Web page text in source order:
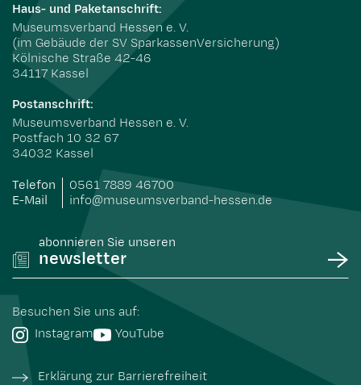
Haus- und Paketanschrift:
Museumsverband Hessen e. V.
(im Gebäude der SV SparkassenVersicherung)
Kölnische Straße 42-46
34117 Kassel
Postanschrift:
Museumsverband Hessen e. V.
Postfach 10 32 67
34032 Kassel
Telefon
0561 7889 46700
E-Mail
info@museumsverband-hessen.de
abonnieren Sie unseren
newsletter
Besuchen Sie uns auf:
Instagram
YouTube
Erklärung zur Barrierefreiheit